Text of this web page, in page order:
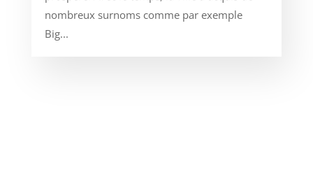
nombreux surnoms comme par exemple
Big...